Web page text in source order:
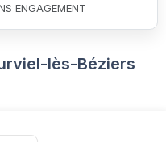
ENGAGEMENT
lès-Béziers